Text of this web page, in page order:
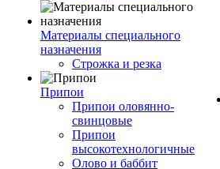
Материалы специального
назначения
Строжка и резка
Припои
Припои оловянно-
свинцовые
Припои
высокотехнологичные
Олово и баббит